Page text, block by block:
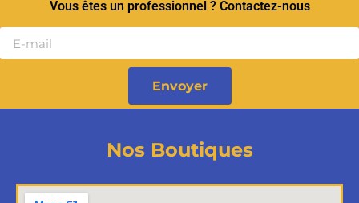
Vous êtes un professionnel ? Contactez-nous
Envoyer
Nos Boutiques